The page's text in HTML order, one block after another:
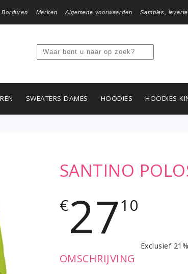
Borduren Merken Algemene voorwaarden Samples,
SWEATERS DAMES HOODIES HOODIES
SANTINO
€2710
Exclusief
OMSCHRIJVING